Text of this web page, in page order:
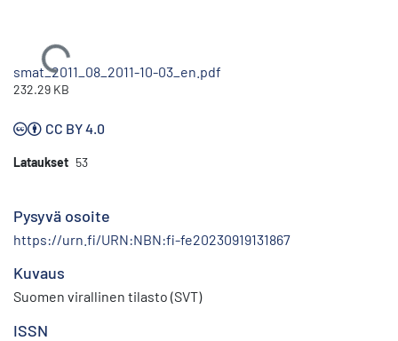
Ladataan...
smat_2011_08_2011-10-03_en.pdf
232.29 KB
CC BY 4.0
Lataukset 53
Pysyvä osoite
https://urn.fi/URN:NBN:fi-fe20230919131867
Kuvaus
Suomen virallinen tilasto (SVT)
ISSN